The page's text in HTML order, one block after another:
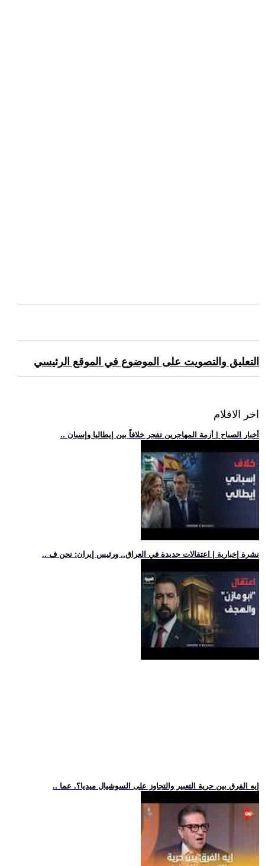
التعليق والتصويت على الموضوع في الموقع الرئيسي
اخر الافلام
.. أخبار الصباح | أزمة المهاجرين تفجر خلافاً بين إيطاليا وإسبان
.. نشرة إخبارية | اعتقالات جديدة في العراق.. ورئيس إيران: نحن ف
.. إيه الفرق بين حرية التعبير والتجاوز على السوشيال ميديا؟. عما